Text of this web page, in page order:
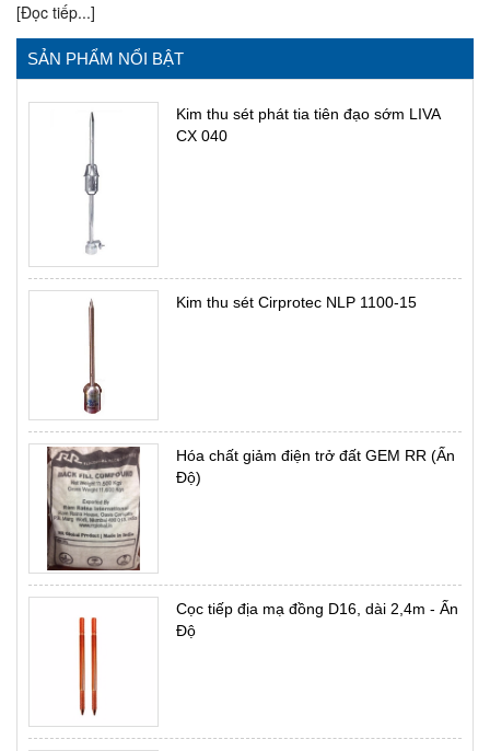
[Đọc tiếp...]
SẢN PHẨM NỔI BẬT
Kim thu sét phát tia tiên đạo sớm LIVA
CX 040
Kim thu sét Cirprotec NLP 1100-15
Hóa chất giảm điện trở đất GEM RR (Ấn
Độ)
Cọc tiếp địa mạ đồng D16, dài 2,4m - Ấn
Độ